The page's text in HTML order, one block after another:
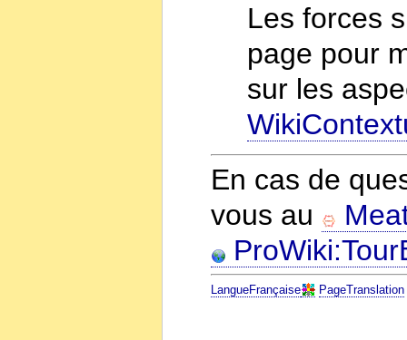
Les forces
page pour
sur les
En cas de
vous au
LangueFrançaise PageTranslation